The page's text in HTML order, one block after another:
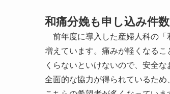
和痛分娩も申し込み件
前年度に導入した産婦人科の「
増えています。痛みが軽くなる
くらないといけないので、安全
全面的な協力が得られているた